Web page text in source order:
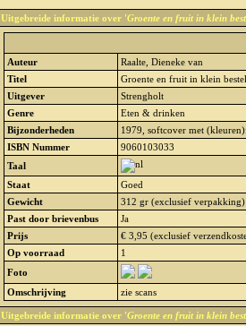
Uitgebreide informatie over 'Groente en fruit in klein
Auteur
Raalte, Dieneke van
Titel
Groente en fruit in klein
Uitgever
Strengholt
Genre
Eten & drinken
Bijzonderheden
1979, softcover met
ISBN Nummer
9060103033
Taal
Staat
Goed
Gewicht
312 gr (exclusief verpakking)
Past door brievenbus
Ja
Prijs
€ 3,95 (exclusief
Op voorraad
1
Foto
Omschrijving
zie scans
Uitgebreide informatie over 'Groente en fruit in klein